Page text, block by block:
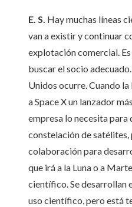
E. S. Hay muchas líneas
van a existir y continuar
explotación comercial.
buscar el socio
Unidos ocurre. Cuando
a Space X un lanzador
empresa lo necesita para
constelación de satélites,
colaboración para
que irá a la Luna o a
científico. Se desarrollan
uso científico, pero está